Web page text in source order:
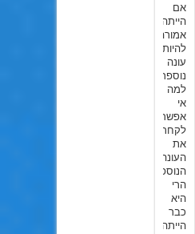
אם
הייתה
אמורה
להיות
עונה
נוספת,
למה
אי
אפשר
לקחת
את
העונה
הנוספת
הרי
היא
כבר
הייתה